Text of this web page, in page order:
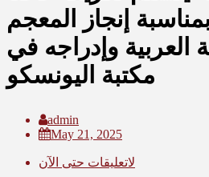
إنجاز المعجم
العربية وإدراجه في
مكتبة اليونسكو
admin
May 21, 2025
لاتعليقات حتى الآن